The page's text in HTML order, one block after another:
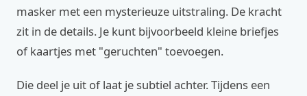
masker met een mysterieuze uitstraling. De kracht
zit in de details. Je kunt bijvoorbeeld kleine briefjes
of kaartjes met "geruchten" toevoegen.
Die deel je uit of laat je subtiel achter. Tijdens een